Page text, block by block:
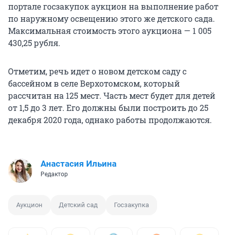
портале госзакупок аукцион на выполнение работ
по наружному освещению этого же детского сада.
Максимальная стоимость этого аукциона — 1 005
430,25 рубля.
Отметим, речь идет о новом детском саду с
бассейном в селе Верхотомском, который
рассчитан на 125 мест. Часть мест будет для детей
от 1,5 до 3 лет. Его должны были построить до 25
декабря 2020 года, однако работы продолжаются.
Анастасия Ильина
Редактор
Аукцион Детский сад Госзакупка